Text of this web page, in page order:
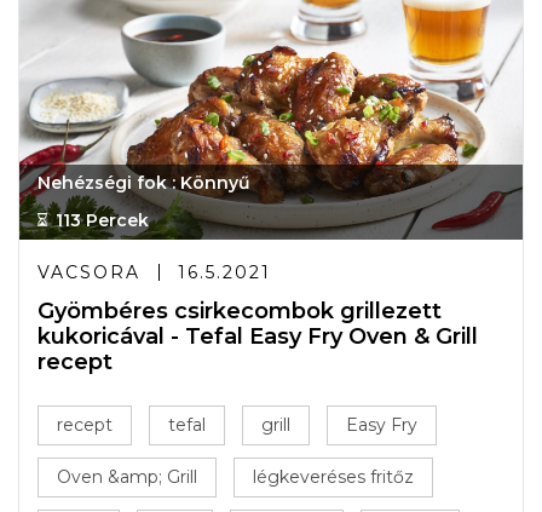
Nehézségi fok : Könnyű
113 Percek
VACSORA 16.5.2021
Gyömbéres csirkecombok grillezett
kukoricával - Tefal Easy Fry Oven & Grill
recept
recept tefal grill Easy Fry
Oven &amp; Grill légkeveréses fritőz